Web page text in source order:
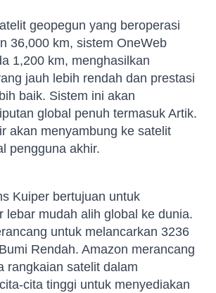
geopegun yang beroperasi
36,000 km, sistem OneWeb
1,200 km, menghasilkan
jauh lebih rendah dan prestasi
baik. Sistem ini akan
global penuh termasuk Artik.
akan menyambung ke satelit
pengguna akhir.
Kuiper bertujuan untuk
lebar mudah alih global ke dunia.
untuk melancarkan 3236
Rendah. Amazon merancang
rangkaian satelit dalam
cita tinggi untuk menyediakan